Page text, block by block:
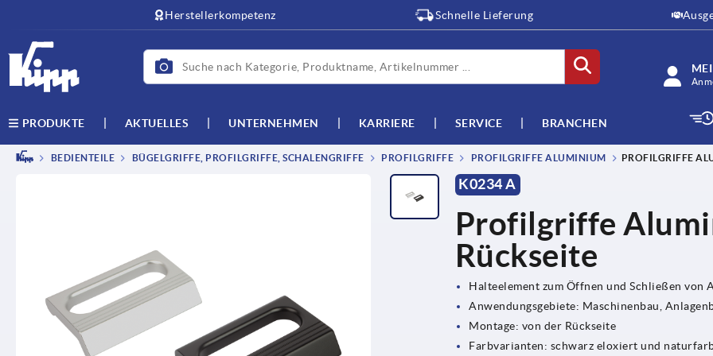
Herstellerkompetenz Schnelle Lieferung
PRODUKTE AKTUELLES UNTERNEHMEN KARRIERE SERVICE BRANCHEN
BEDIENTEILE BÜGELGRIFFE, PROFILGRIFFE, SCHALENGRIFFE PROFILGRIFFE PROFILGRIFFE ALUMINIUM PROFILGRIFFE
K0234 A
Profilgriffe
Rückseite
Halteelement zum Öffnen und Schließen von
Anwendungsgebiete: Maschinenbau,
Montage: von der Rückseite
Farbvarianten: schwarz eloxiert und